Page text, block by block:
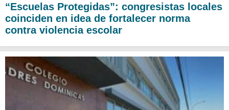
“Escuelas Protegidas”: congresistas locales
coinciden en idea de fortalecer norma
contra violencia escolar